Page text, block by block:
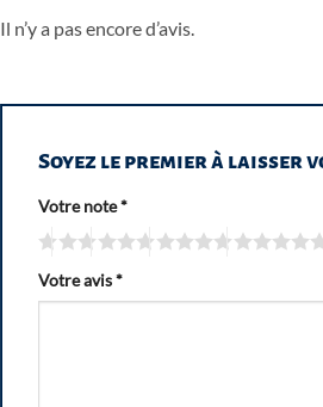
Il n’y a pas encore d’avis.
Soyez le premier à laisser
Votre note*
Votre avis*